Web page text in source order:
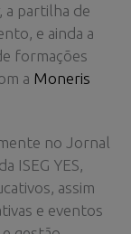
, a partilha de
e ainda a
formações
a Moneris
no Jornal
ISEG YES,
assim
e eventos